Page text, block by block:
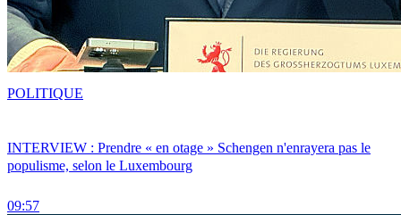
INTERVIEW : Prendre « en otage » Schengen n'enrayera pas le
populisme, selon le Luxembourg
09:57
POLITIQUE